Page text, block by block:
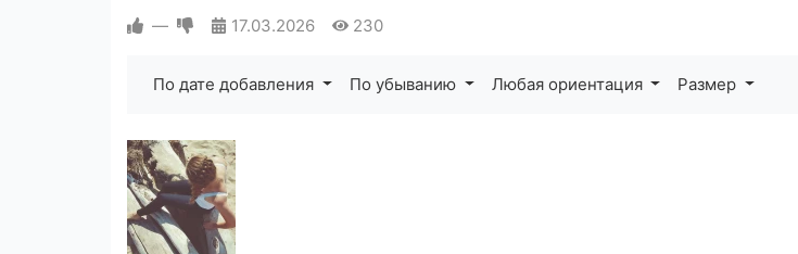
— 17.03.2026 230
По дате добавления По убыванию Любая ориентация Размер